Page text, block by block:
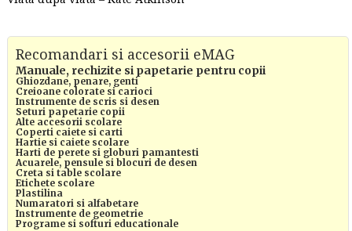
Recomandari si accesorii eMAG
Manuale, rechizite si papetarie pentru copii
Ghiozdane, penare, genti
Creioane colorate si carioci
Instrumente de scris si desen
Seturi papetarie copii
Alte accesorii scolare
Coperti caiete si carti
Hartie si caiete scolare
Harti de perete si globuri pamantesti
Acuarele, pensule si blocuri de desen
Creta si table scolare
Etichete scolare
Plastilina
Numaratori si alfabetare
Instrumente de geometrie
Programe si softuri educationale